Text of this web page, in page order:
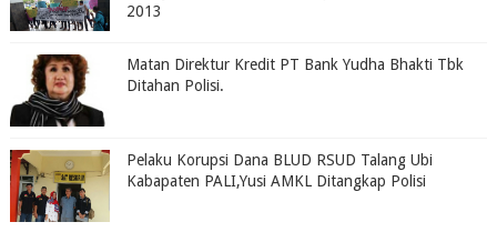
2013
Matan Direktur Kredit PT Bank Yudha Bhakti Tbk
Ditahan Polisi.
Pelaku Korupsi Dana BLUD RSUD Talang Ubi
Kabapaten PALI,Yusi AMKL Ditangkap Polisi